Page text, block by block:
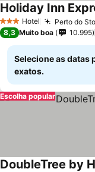
3 EstrelasHotel Perto do
Holiday Inn
8,3 Muito boa 10.995
Selecione as datas
exatos.
Escolha popular
DoubleTree by